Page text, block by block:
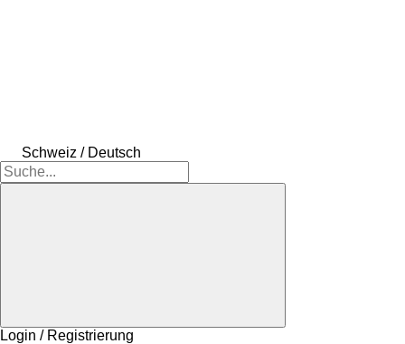
Schweiz / Deutsch
Login / Registrierung